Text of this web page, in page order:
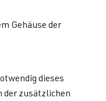
Gehäuse der
dieses
der zusätzlichen